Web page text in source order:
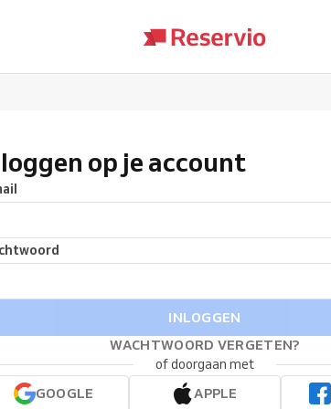
op je account
INLOGGEN
WACHTWOORD VERGETEN?
of doorgaan met
GOOGLE
APPLE